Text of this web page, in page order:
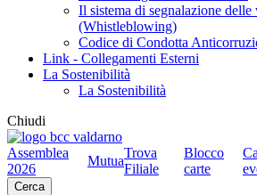
Il sistema di segnalazione
(Whistleblowing)
Codice di Condotta
Link - Collegamenti Esterni
La Sostenibilità
La Sostenibilità
Chiudi
Assemblea
2026
Mutua
Trova
Filiale
Blocco
carte
Cerca